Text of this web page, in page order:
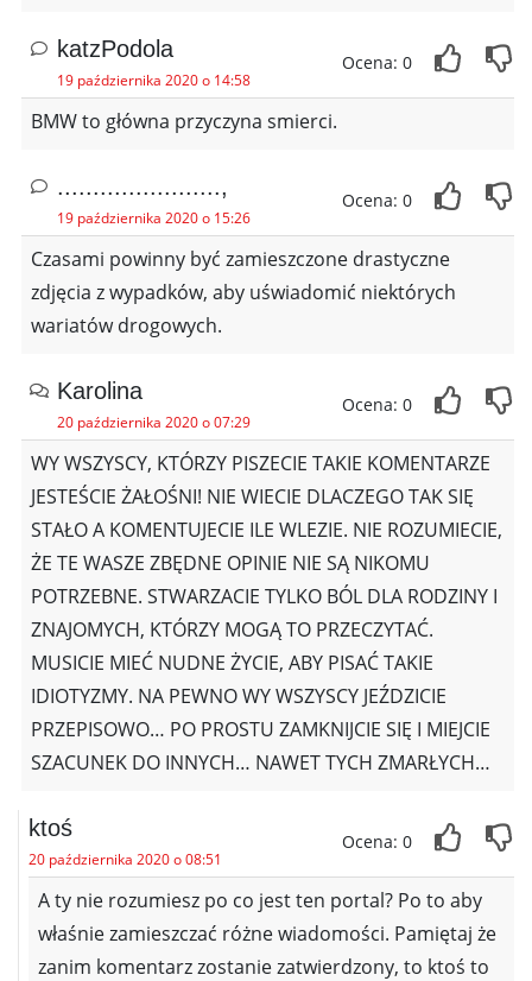
katzPodola
19 października 2020 o 14:58
Ocena: 0
BMW to główna przyczyna smierci.
.......................,
19 października 2020 o 15:26
Ocena: 0
Czasami powinny być zamieszczone drastyczne
zdjęcia z wypadków, aby uświadomić niektórych
wariatów drogowych.
Karolina
20 października 2020 o 07:29
Ocena: 0
WY WSZYSCY, KTÓRZY PISZECIE TAKIE KOMENTARZE
JESTEŚCIE ŻAŁOŚNI! NIE WIECIE DLACZEGO TAK SIĘ
STAŁO A KOMENTUJECIE ILE WLEZIE. NIE ROZUMIECIE,
ŻE TE WASZE ZBĘDNE OPINIE NIE SĄ NIKOMU
POTRZEBNE. STWARZACIE TYLKO BÓL DLA RODZINY I
ZNAJOMYCH, KTÓRZY MOGĄ TO PRZECZYTAĆ.
MUSICIE MIEĆ NUDNE ŻYCIE, ABY PISAĆ TAKIE
IDIOTYZMY. NA PEWNO WY WSZYSCY JEŹDZICIE
PRZEPISOWO… PO PROSTU ZAMKNIJCIE SIĘ I MIEJCIE
SZACUNEK DO INNYCH… NAWET TYCH ZMARŁYCH…
ktoś
20 października 2020 o 08:51
Ocena: 0
A ty nie rozumiesz po co jest ten portal? Po to aby
właśnie zamieszczać różne wiadomości. Pamiętaj że
zanim komentarz zostanie zatwierdzony, to ktoś to